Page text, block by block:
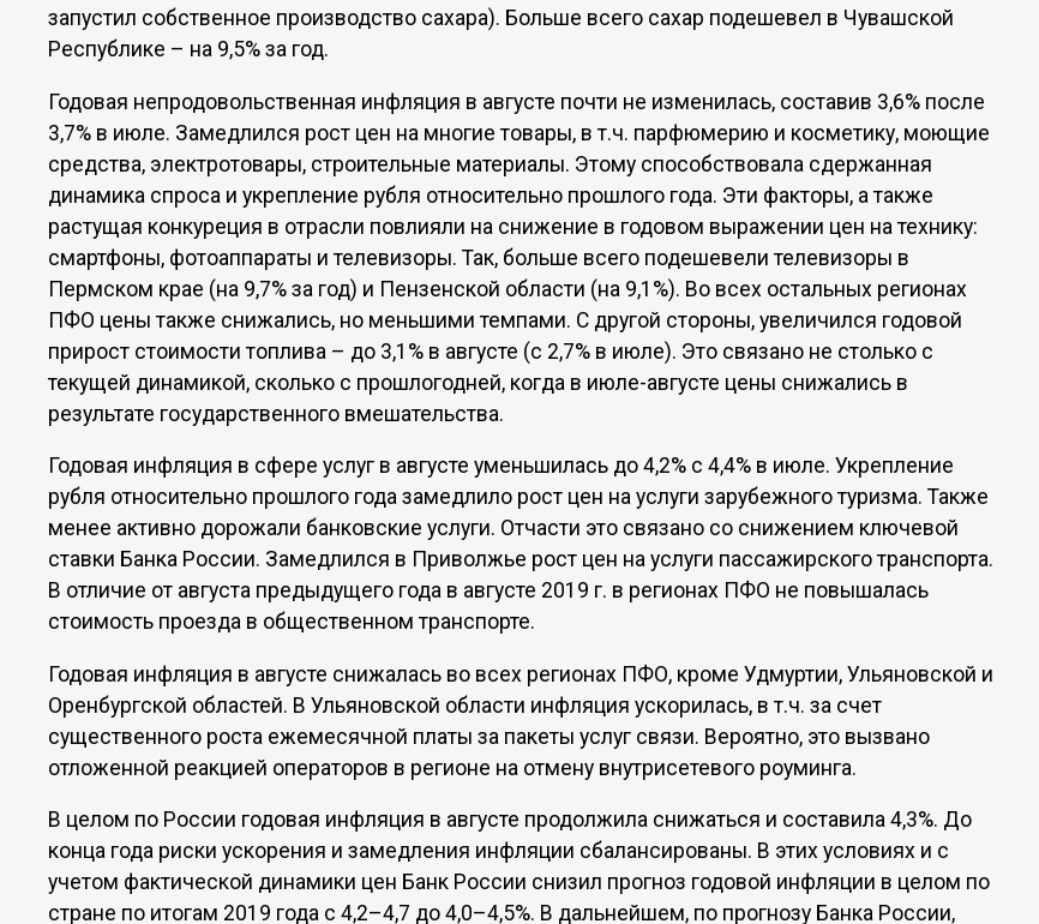
запустил собственное производство сахара). Больше всего сахар подешевел в Чувашской
Республике – на 9,5% за год.
Годовая непродовольственная инфляция в августе почти не изменилась, составив 3,6% после
3,7% в июле. Замедлился рост цен на многие товары, в т.ч. парфюмерию и косметику, моющие
средства, электротовары, строительные материалы. Этому способствовала сдержанная
динамика спроса и укрепление рубля относительно прошлого года. Эти факторы, а также
растущая конкуреция в отрасли повлияли на снижение в годовом выражении цен на технику:
смартфоны, фотоаппараты и телевизоры. Так, больше всего подешевели телевизоры в
Пермском крае (на 9,7% за год) и Пензенской области (на 9,1%). Во всех остальных регионах
ПФО цены также снижались, но меньшими темпами. С другой стороны, увеличился годовой
прирост стоимости топлива – до 3,1% в августе (с 2,7% в июле). Это связано не столько с
текущей динамикой, сколько с прошлогодней, когда в июле-августе цены снижались в
результате государственного вмешательства.
Годовая инфляция в сфере услуг в августе уменьшилась до 4,2% с 4,4% в июле. Укрепление
рубля относительно прошлого года замедлило рост цен на услуги зарубежного туризма. Также
менее активно дорожали банковские услуги. Отчасти это связано со снижением ключевой
ставки Банка России. Замедлился в Приволжье рост цен на услуги пассажирского транспорта.
В отличие от августа предыдущего года в августе 2019 г. в регионах ПФО не повышалась
стоимость проезда в общественном транспорте.
Годовая инфляция в августе снижалась во всех регионах ПФО, кроме Удмуртии, Ульяновской и
Оренбургской областей. В Ульяновской области инфляция ускорилась, в т.ч. за счет
существенного роста ежемесячной платы за пакеты услуг связи. Вероятно, это вызвано
отложенной реакцией операторов в регионе на отмену внутрисетевого роуминга.
В целом по России годовая инфляция в августе продолжила снижаться и составила 4,3%. До
конца года риски ускорения и замедления инфляции сбалансированы. В этих условиях и с
учетом фактической динамики цен Банк России снизил прогноз годовой инфляции в целом по
стране по итогам 2019 года с 4,2–4,7 до 4,0–4,5%. В дальнейшем, по прогнозу Банка России,